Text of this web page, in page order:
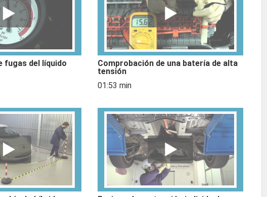
fugas del líquido
Comprobación de una batería de alta
tensión
01:53 min